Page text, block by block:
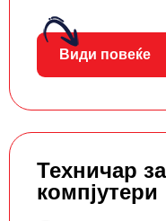
Види повеќе
Техничар
компјутери